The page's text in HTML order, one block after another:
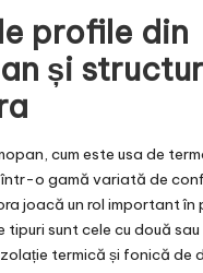
profile din
și
cum este usa de
o gamă variată de
joacă un rol important în
tipuri sunt cele cu două
termică și fonică de